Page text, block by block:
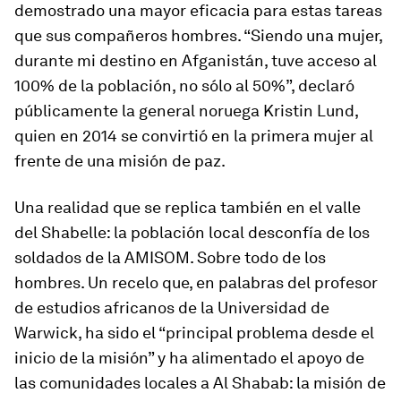
demostrado una mayor eficacia para estas tareas
que sus compañeros hombres. “Siendo una mujer,
durante mi destino en Afganistán, tuve acceso al
100% de la población, no sólo al 50%”, declaró
públicamente la general noruega Kristin Lund,
quien en 2014 se convirtió en la primera mujer al
frente de una misión de paz.
Una realidad que se replica también en el valle
del Shabelle: la población local desconfía de los
soldados de la AMISOM. Sobre todo de los
hombres. Un recelo que, en palabras del profesor
de estudios africanos de la Universidad de
Warwick, ha sido el “principal problema desde el
inicio de la misión” y ha alimentado el apoyo de
las comunidades locales a Al Shabab: la misión de